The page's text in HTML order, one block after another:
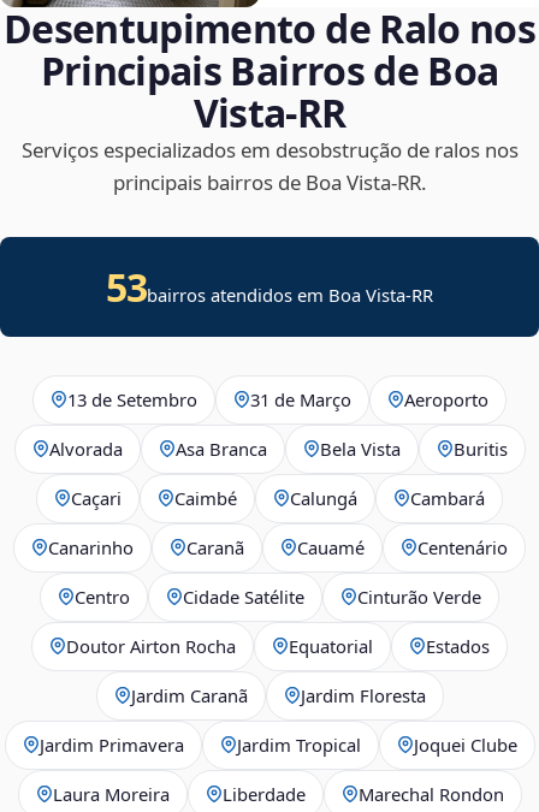
Desentupimento de Ralo nos
Principais Bairros de Boa
Vista‑RR
Serviços especializados em desobstrução de ralos nos
principais bairros de Boa Vista‑RR.
53bairros atendidos em Boa Vista-RR
13 de Setembro 31 de Março Aeroporto
Alvorada Asa Branca Bela Vista Buritis
Caçari Caimbé Calungá Cambará
Canarinho Caranã Cauamé Centenário
Centro Cidade Satélite Cinturão Verde
Doutor Airton Rocha Equatorial Estados
Jardim Caranã Jardim Floresta
Jardim Primavera Jardim Tropical Joquei Clube
Laura Moreira Liberdade Marechal Rondon